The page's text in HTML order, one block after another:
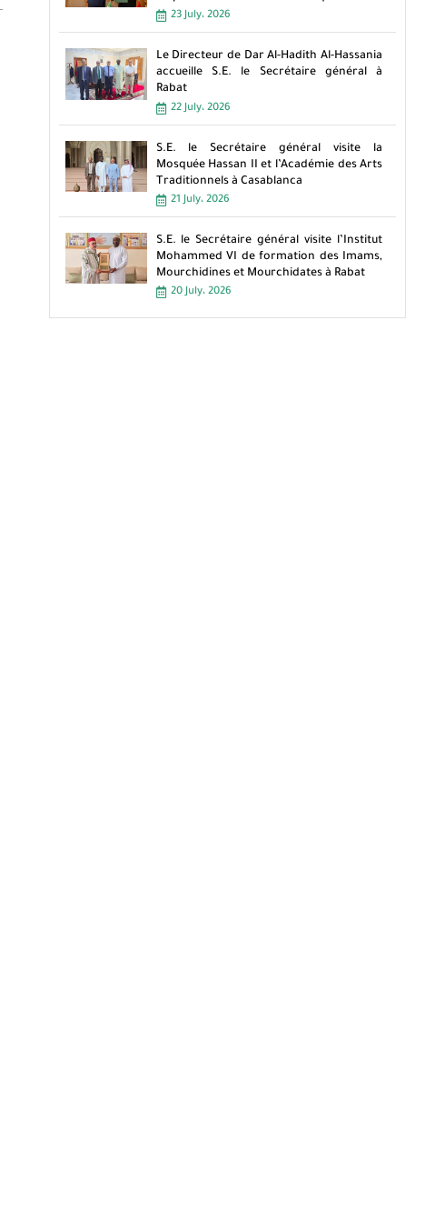
23 July، 2026
Le Directeur de Dar Al-Hadith Al-Hassania
accueille S.E. le Secrétaire général à
Rabat
22 July، 2026
S.E. le Secrétaire général visite la
Mosquée Hassan II et l’Académie des Arts
Traditionnels à Casablanca
21 July، 2026
S.E. le Secrétaire général visite l’Institut
Mohammed VI de formation des Imams,
Mourchidines et Mourchidates à Rabat
20 July، 2026